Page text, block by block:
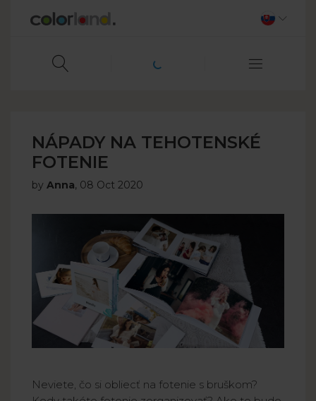
NÁPADY NA TEHOTENSKÉ
FOTENIE
by Anna, 08 Oct 2020
Neviete, čo si obliecť na fotenie s bruškom?